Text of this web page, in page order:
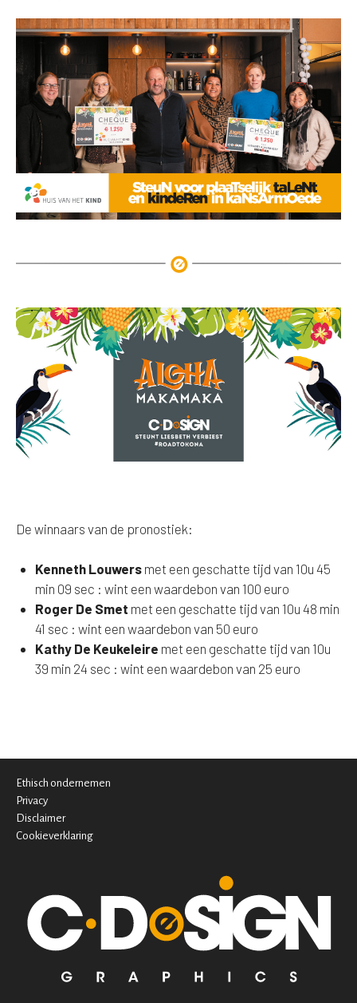
De winnaars van de pronostiek:
Kenneth Louwers met een geschatte tijd van 10u 45
min 09 sec : wint een waardebon van 100 euro
Roger De Smet met een geschatte tijd van 10u 48 min
41 sec : wint een waardebon van 50 euro
Kathy De Keukeleire met een geschatte tijd van 10u
39 min 24 sec : wint een waardebon van 25 euro
Ethisch ondernemen
Privacy
Disclaimer
Cookieverklaring